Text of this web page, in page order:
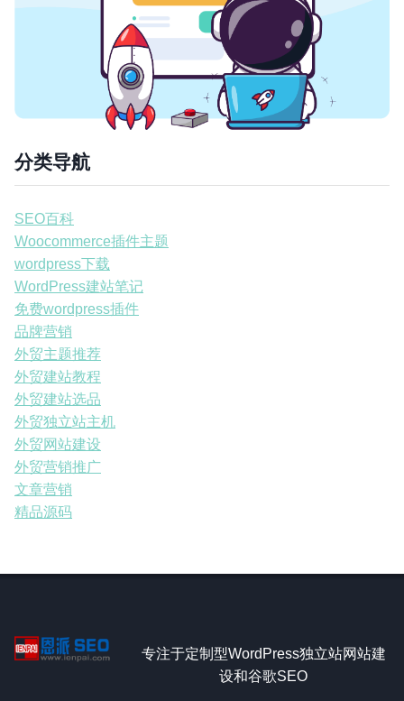
分类导航
SEO百科
Woocommerce插件主题
wordpress下载
WordPress建站笔记
免费wordpress插件
品牌营销
外贸主题推荐
外贸建站教程
外贸建站选品
外贸独立站主机
外贸网站建设
外贸营销推广
文章营销
精品源码
专注于定制型WordPress独立站网站建
设和谷歌SEO